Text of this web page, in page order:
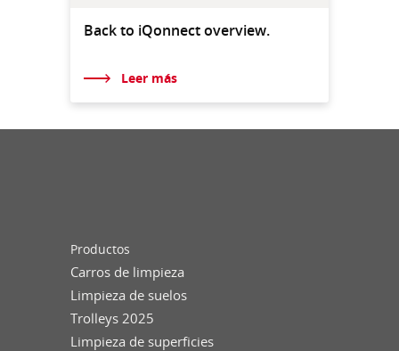
Back to iQonnect overview.
Leer más
Productos
Carros de limpieza
Limpieza de suelos
Trolleys 2025
Limpieza de superficies